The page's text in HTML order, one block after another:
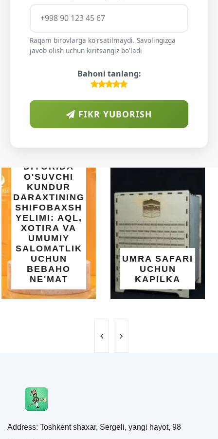
Raqam birovlarga ko'rsatilmaydi. Savolingizga
javob olish uchun kiritsangiz bo'ladi
Bahoni tanlang:
FIKR YUBORISH
UMRA SAFARI
UCHUN
KAPILKA
INTEX EASY
SET BASSEYN
| 183X51 SM |
OSON
O'RNATILUVCHI
YOZGI
SALQINLIK VA
MAROQ
Address: Toshkent shaxar, Sergeli, yangi hayot, 98